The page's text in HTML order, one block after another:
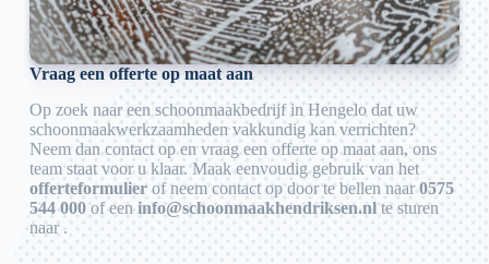
Vraag een offerte op maat aan
Op zoek naar een schoonmaakbedrijf in Hengelo dat uw
schoonmaakwerkzaamheden vakkundig kan verrichten?
Neem dan contact op en vraag een offerte op maat aan, ons
team staat voor u klaar. Maak eenvoudig gebruik van het
offerteformulierof neem contact op door te bellen naar 0575
544 000of een info@schoonmaakhendriksen.nlte sturen
naar .